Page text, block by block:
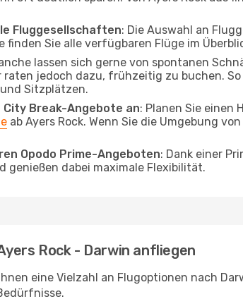
Fluggesellschaften: Die Auswahl an
finden Sie alle verfügbaren Flüge im
lassen sich gerne von spontanen
raten jedoch dazu, frühzeitig zu buchen.
Sitzplätzen.
City Break-Angebote an: Planen Sie einen
ab Ayers Rock. Wenn Sie die Umgebung
Opodo Prime-Angeboten: Dank einer
genießen dabei maximale Flexibilität.
Rock - Darwin anfliegen
eine Vielzahl an Flugoptionen nach